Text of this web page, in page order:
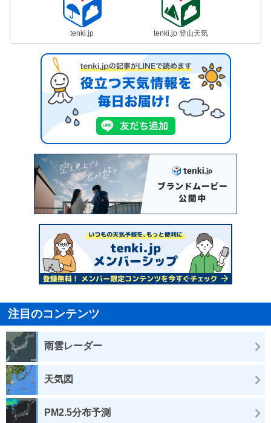
tenki.jp tenki.jp 登山天気
注目のコンテンツ
雨雲レーダー
天気図
PM2.5分布予測